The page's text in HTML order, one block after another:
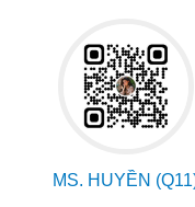
MS. HUYỀN